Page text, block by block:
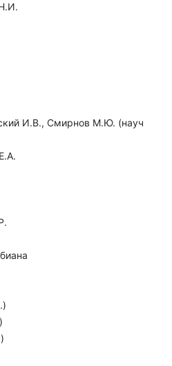
И.В., Смирнов М.Ю. (науч